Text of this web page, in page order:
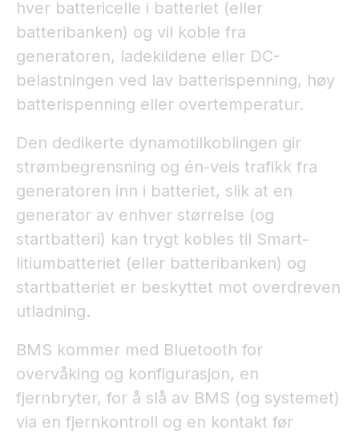
hver battericelle i batteriet (eller
batteribanken) og vil koble fra
generatoren, ladekildene eller DC-
belastningen ved lav batterispenning, høy
batterispenning eller overtemperatur.
Den dedikerte dynamotilkoblingen gir
strømbegrensning og én-veis trafikk fra
generatoren inn i batteriet, slik at en
generator av enhver størrelse (og
startbatteri) kan trygt kobles til Smart-
litiumbatteriet (eller batteribanken) og
startbatteriet er beskyttet mot overdreven
utladning.
BMS kommer med Bluetooth for
overvåking og konfigurasjon, en
fjernbryter, for å slå av BMS (og systemet)
via en fjernkontroll og en kontakt før